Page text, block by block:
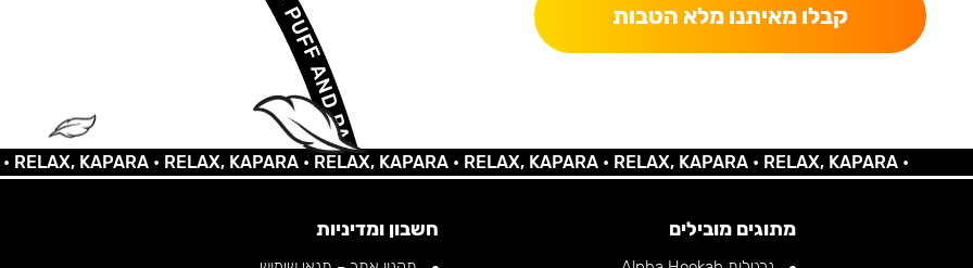
קבלו מאיתנו מלא הטבות
KAPARA •RELAX, KAPARA •RELAX, KAPARA •RELAX, KAPARA •RELAX, KAPARA •RELAX, KAPARA •
מתוגים מובילים חשבון ומדיניות